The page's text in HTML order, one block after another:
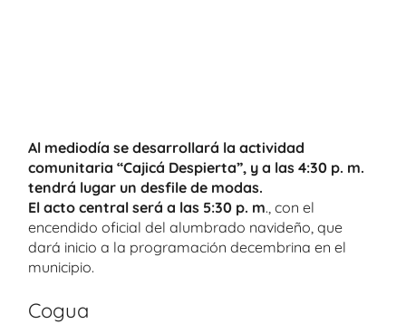
Al mediodía se desarrollará la actividad
comunitaria “Cajicá Despierta”, y a las 4:30 p. m.
tendrá lugar un desfile de modas.
El acto central será a las 5:30 p. m., con el
encendido oficial del alumbrado navideño, que
dará inicio a la programación decembrina en el
municipio.
Cogua